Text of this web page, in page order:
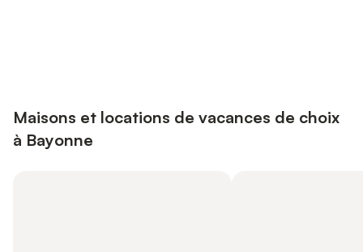
Maisons et locations de vacances de choix
à Bayonne